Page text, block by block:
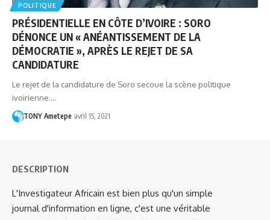
POLITIQUE
PRÉSIDENTIELLE EN CÔTE D’IVOIRE : SORO
DÉNONCE UN « ANÉANTISSEMENT DE LA
DÉMOCRATIE », APRÈS LE REJET DE SA
CANDIDATURE
Le rejet de la candidature de Soro secoue la scène politique
ivoirienne.…
TONY Ametepe avril 15, 2021
DESCRIPTION
L'Investigateur Africain est bien plus qu'un simple
journal d'information en ligne, c'est une véritable